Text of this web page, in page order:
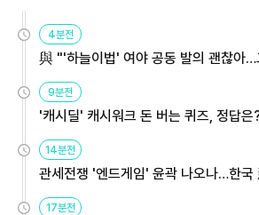
4분전
與 "'하늘이법' 여야 공동 발의 괜찮아…
9분전
'캐시딜' 캐시워크 돈 버는 퀴즈, 정답은
14분전
관세전쟁 '엔드게임' 윤곽 나오나…한국
17분전